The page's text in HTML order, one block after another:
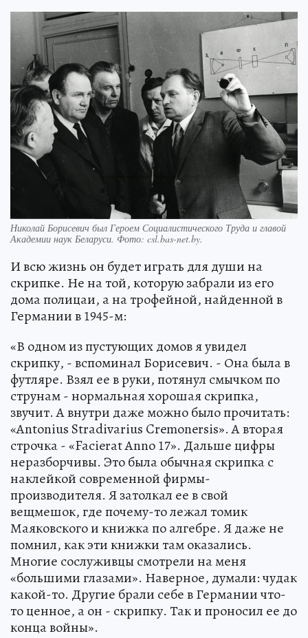
Николай Борисевич был Героем Социалистического Труда и главой
Академии наук Беларуси. Фото: csl.bas-net.by.
И всю жизнь он будет играть для души на
скрипке. Не на той, которую забрали из его
дома полицаи, а на трофейной, найденной в
Германии в 1945-м:
«В одном из пустующих домов я увидел
скрипку, - вспоминал Борисевич. - Она была в
футляре. Взял ее в руки, потянул смычком по
струнам - нормальная хорошая скрипка,
звучит. А внутри даже можно было прочитать:
«Antonius Stradivarius Cremonersis». А вторая
строчка - «Facierat Annо 17». Дальше цифры
неразборчивы. Это была обычная скрипка с
наклейкой современной фирмы-
производителя. Я затолкал ее в свой
вещмешок, где почему-то лежал томик
Маяковского и книжка по алгебре. Я даже не
помнил, как эти книжки там оказались.
Многие сослуживцы смотрели на меня
«большими глазами». Наверное, думали: чудак
какой-то. Другие брали себе в Германии что-
то ценное, а он - скрипку. Так и проносил ее до
конца войны».